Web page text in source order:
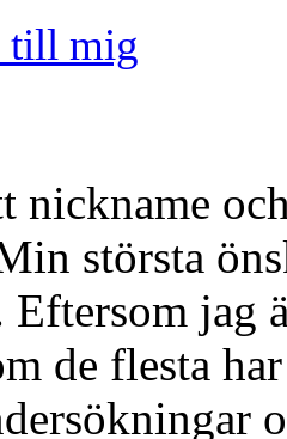
till mig
nickname
största
jag
de flesta